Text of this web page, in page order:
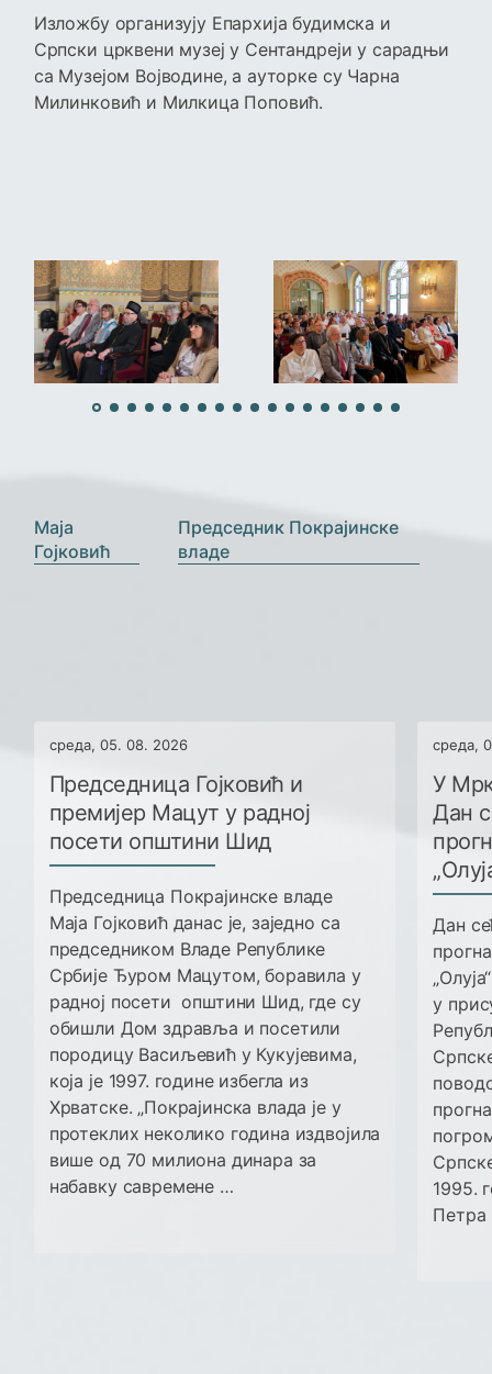
Изложбу организују Епархија будимска и
Српски црквени музеј у Сентандреји у сарадњи
са Музејом Војводине, а ауторке су Чарна
Милинковић и Милкица Поповић.
Маја
Гојковић
Председник Покрајинске
владе
среда, 05. 08. 2026
Председница Гојковић и
премијер Мацут у радној
посети општини Шид
Председница Покрајинске владе
Маја Гојковић данас је, заједно са
председником Владе Републике
Србије Ђуром Мацутом, боравила у
радној посети општини Шид, где су
обишли Дом здравља и посетили
породицу Васиљевић у Кукујевима,
која је 1997. године избегла из
Хрватске. „Покрајинска влада је у
протеклих неколико година издвојила
више од 70 милиона динара за
набавку савремене …
среда,
У
Дан
Дан
у
1995.